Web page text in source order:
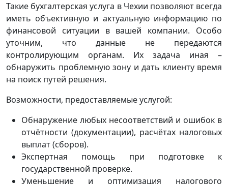
Такие бухгалтерская услуга в Чехии позволяют всегда
иметь объективную и актуальную информацию по
финансовой ситуации в вашей компании. Особо
уточним, что данные не передаются
контролирующим органам. Их задача иная –
обнаружить проблемную зону и дать клиенту время
на поиск путей решения.
Возможности, предоставляемые услугой:
Обнаружение любых несоответствий и ошибок в
отчётности (документации), расчётах налоговых
выплат (сборов).
Экспертная помощь при подготовке к
государственной проверке.
Уменьшение и оптимизация налогового